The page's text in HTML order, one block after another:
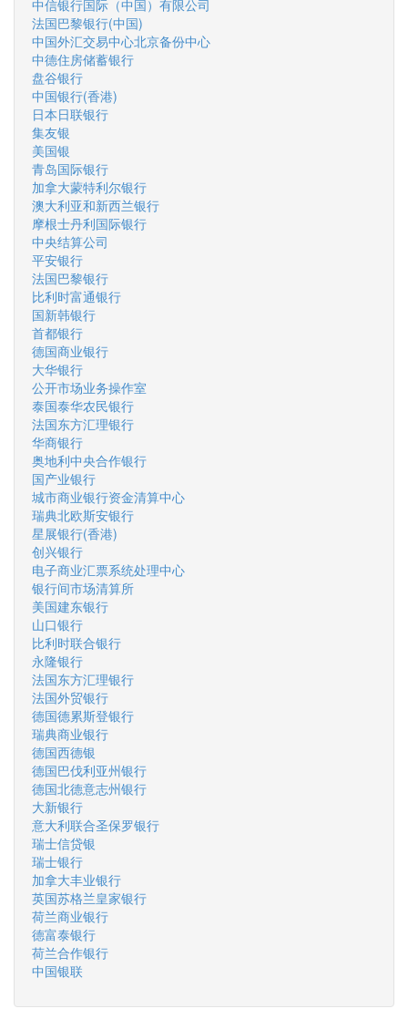
中信银行国际（中国）有限公司
法国巴黎银行(中国)
中国外汇交易中心北京备份中心
中德住房储蓄银行
盘谷银行
中国银行(香港)
日本日联银行
集友银
美国银
青岛国际银行
加拿大蒙特利尔银行
澳大利亚和新西兰银行
摩根士丹利国际银行
中央结算公司
平安银行
法国巴黎银行
比利时富通银行
国新韩银行
首都银行
德国商业银行
大华银行
公开市场业务操作室
泰国泰华农民银行
法国东方汇理银行
华商银行
奥地利中央合作银行
国产业银行
城市商业银行资金清算中心
瑞典北欧斯安银行
星展银行(香港)
创兴银行
电子商业汇票系统处理中心
银行间市场清算所
美国建东银行
山口银行
比利时联合银行
永隆银行
法国东方汇理银行
法国外贸银行
德国德累斯登银行
瑞典商业银行
德国西德银
德国巴伐利亚州银行
德国北德意志州银行
大新银行
意大利联合圣保罗银行
瑞士信贷银
瑞士银行
加拿大丰业银行
英国苏格兰皇家银行
荷兰商业银行
德富泰银行
荷兰合作银行
中国银联